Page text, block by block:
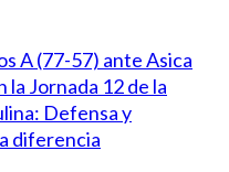
A (77-57) ante Asica
la Jornada 12 de la
Defensa y
diferencia